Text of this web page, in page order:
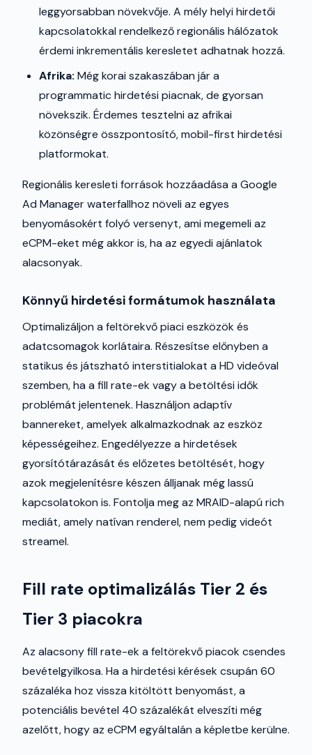
leggyorsabban növekvője. A mély helyi hirdetői
kapcsolatokkal rendelkező regionális hálózatok
érdemi inkrementális keresletet adhatnak hozzá.
Afrika: Még korai szakaszában jár a
programmatic hirdetési piacnak, de gyorsan
növekszik. Érdemes tesztelni az afrikai
közönségre összpontosító, mobil-first hirdetési
platformokat.
Regionális keresleti források hozzáadása a Google
Ad Manager waterfallhoz növeli az egyes
benyomásokért folyó versenyt, ami megemeli az
eCPM-eket még akkor is, ha az egyedi ajánlatok
alacsonyak.
Könnyű hirdetési formátumok használata
Optimalizáljon a feltörekvő piaci eszközök és
adatcsomagok korlátaira. Részesítse előnyben a
statikus és játszható interstitialokat a HD videóval
szemben, ha a fill rate-ek vagy a betöltési idők
problémát jelentenek. Használjon adaptív
bannereket, amelyek alkalmazkodnak az eszköz
képességeihez. Engedélyezze a hirdetések
gyorsítótárazását és előzetes betöltését, hogy
azok megjelenítésre készen álljanak még lassú
kapcsolatokon is. Fontolja meg az MRAID-alapú rich
mediát, amely natívan renderel, nem pedig videót
streamel.
Fill rate optimalizálás Tier 2 és
Tier 3 piacokra
Az alacsony fill rate-ek a feltörekvő piacok csendes
bevételgyilkosa. Ha a hirdetési kérések csupán 60
százaléka hoz vissza kitöltött benyomást, a
potenciális bevétel 40 százalékát elveszíti még
azelőtt, hogy az eCPM egyáltalán a képletbe kerülne.